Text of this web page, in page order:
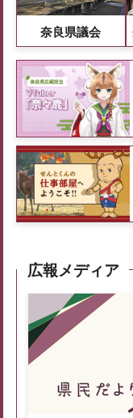
奈良県議会
広報メディア